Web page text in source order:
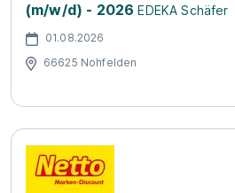
(m/w/d) - 2026 EDEKA Schäfer
01.08.2026
66625 Nohfelden